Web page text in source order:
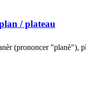
/ plateau
(prononcer "planè"),